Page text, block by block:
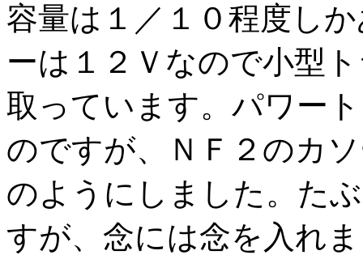
容量は１／１０程度し
ーは１２Ｖなので小型
取っています。パワー
のですが、ＮＦ２のカ
のようにしました。た
すが、念には念を入れ